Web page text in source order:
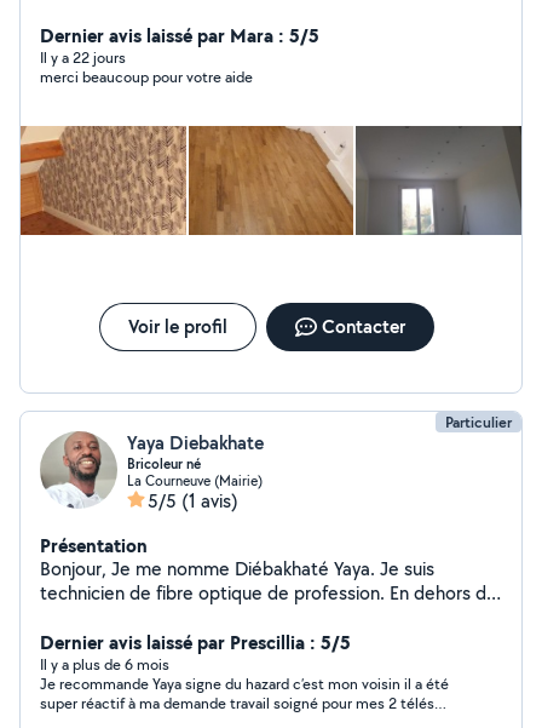
material .
Dernier avis laissé par Mara : 5/5
Il y a 22 jours
merci beaucoup pour votre aide
Voir le profil Contacter
Particulier
Yaya Diebakhate
Bricoleur né
La Courneuve (Mairie)
5/5 (1 avis)
Présentation
Bonjour, Je me nomme Diébakhaté Yaya. Je suis
technicien de fibre optique de profession. En dehors de
réparations de toutes sortes : - Montage et démontage
de meubles - Plomberie (réparations
chasse,changements pièces) -Peinture -Électricité (
changements prises ou montage appareils électriques) -
Dernier avis laissé par Prescillia : 5/5
Il y a plus de 6 mois
Je recommande Yaya signe du hazard c’est mon voisin il a été
super réactif à ma demande travail soigné pour mes 2 télés